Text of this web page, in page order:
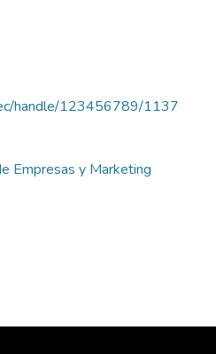
handle/123456789/1137
Empresas y Marketing